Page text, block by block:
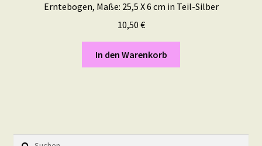
Erntebogen, Maße: 25,5 X 6 cm in Teil-Silber
10,50 €
In den Warenkorb
Suchen